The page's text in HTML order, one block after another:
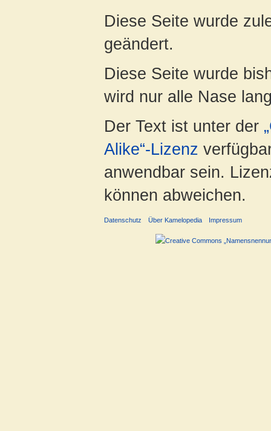
Diese Seite wurde
geändert.
Diese Seite wurde
wird nur alle Nase
Der Text ist unter der
Alike“-Lizenz
anwendbar sein.
können abweichen.
Datenschutz Über Kamelopedia Impressum